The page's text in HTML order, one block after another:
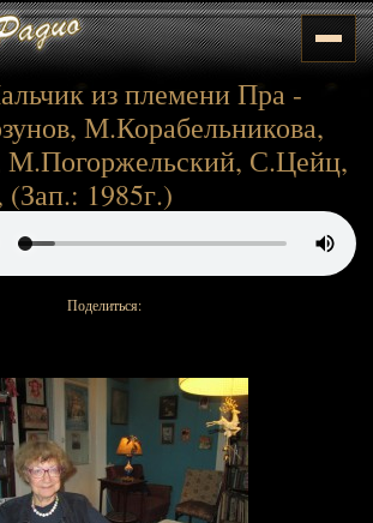
из племени Пра -
М.Корабельникова,
М.Погоржельский, С.Цейц,
(Зап.: 1985г.)
Поделиться: